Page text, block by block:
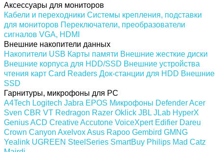
Аксессуары для мониторов
Кабели и переходники Системы крепления, подставки
для мониторов Переключатели, преобразователи
сигналов VGA, HDMI
Внешние накопители данных
Накопители USB Карты памяти Внешние жесткие диски
Внешние корпуса для HDD/SSD Внешние устройства
чтения карт Card Readers Док-станции для HDD Внешние
SSD
Гарнитуры, микрофоны для PC
A4Tech Logitech Jabra EPOS Микрофоны DefenderAcer
Sven CBR VT Redragon Razer Oklick JBL JLab HyperX
GeniusACD CreativeAccutone VoiceXpert Edifier Dareu
Crown Canyon AxelvoxAsus Rapoo Gembird GMNG
Yealink UGREEN SteelSeries SmartBuy Philips Mad Catz